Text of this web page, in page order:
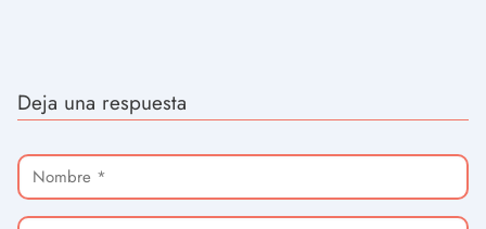
Deja una respuesta